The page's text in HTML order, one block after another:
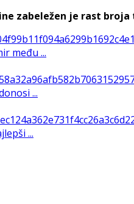
zabeležen je rast
među ...
...
...